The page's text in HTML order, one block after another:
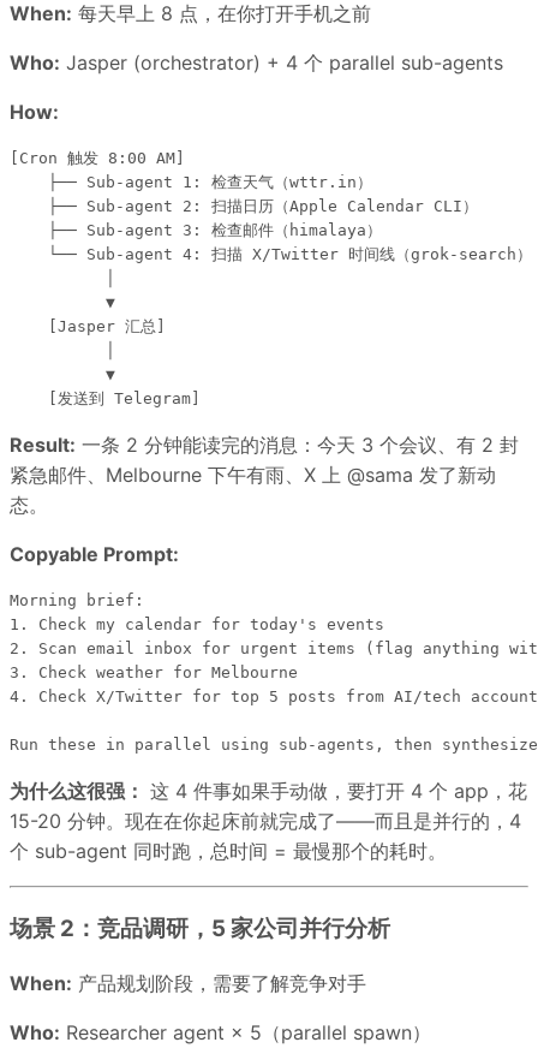
When: 每天早上 8 点，在你打开手机之前
Who: Jasper (orchestrator) + 4 个 parallel sub-agents
How:
[Cron 触发 8:00 AM]
    ├── Sub-agent 1: 检查天气（wttr.in）
    ├── Sub-agent 2: 扫描日历（Apple Calendar CLI）
    ├── Sub-agent 3: 检查邮件（himalaya）
    └── Sub-agent 4: 扫描 X/Twitter 时间线（grok-search）
          ▼
    [Jasper 汇总]
          ▼
Result: 一条 2 分钟能读完的消息：今天 3 个会议、有 2 封
紧急邮件、Melbourne 下午有雨、X 上 @sama 发了新动
态。
Copyable Prompt:
Morning brief:
1. Check my calendar for today's events
2. Scan email inbox for urgent items (flag anything
3. Check weather for Melbourne
4. Check X/Twitter for top 5 posts from AI/tech
为什么这很强： 这 4 件事如果手动做，要打开 4 个 app，花
15-20 分钟。现在在你起床前就完成了——而且是并行的，4
个 sub-agent 同时跑，总时间 = 最慢那个的耗时。
场景 2：竞品调研，5 家公司并行分析
When: 产品规划阶段，需要了解竞争对手
Who: Researcher agent × 5（parallel spawn）